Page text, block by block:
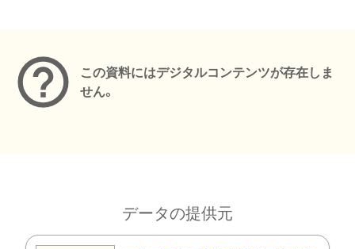
この資料にはデジタルコンテンツが存在しま
せん。
データの提供元